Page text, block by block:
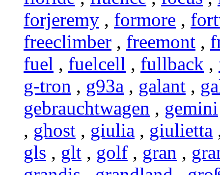
forjeremy , formore ,
freeclimber , freemont ,
fuel , fuelcell , fullback ,
g-tron , g93a , galant ,
gebrauchtwagen , gemini
, ghost , giulia , giulietta
gls , glt , golf , gran ,